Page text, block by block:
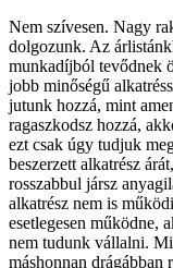
Nem szívesen. Nagy
dolgozunk. Az
munkadíjból tevődnek
jobb minőségű
jutunk hozzá, mint
ragaszkodsz hozzá,
ezt csak úgy tudjuk
beszerzett alkatrész
rosszabbul jársz
alkatrész nem is
esetlegesen működne,
nem tudunk vállalni.
máshonnan drágábban